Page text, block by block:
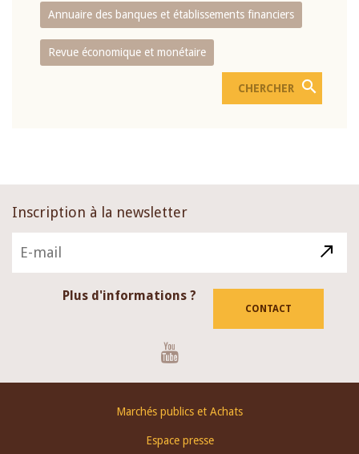
Annuaire des banques et établissements financiers
Revue économique et monétaire
Inscription à la newsletter
Plus d'informations ?
CONTACT
Marchés publics et Achats
Espace presse